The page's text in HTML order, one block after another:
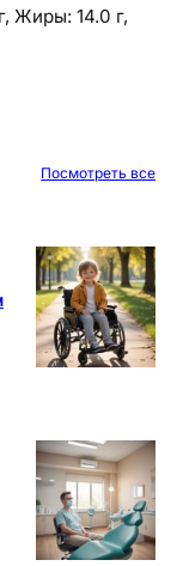
Жиры: 14.0 г,
Посмотреть все